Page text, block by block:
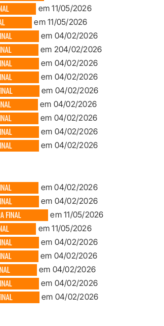
em 11/05/2026
em 11/05/2026
em 04/02/2026
em 204/02/2026
em 04/02/2026
em 04/02/2026
em 04/02/2026
em 04/02/2026
em 04/02/2026
em 04/02/2026
em 04/02/2026
em 04/02/2026
em 04/02/2026
em 11/05/2026
em 11/05/2026
em 04/02/2026
em 04/02/2026
em 04/02/2026
em 04/02/2026
em 04/02/2026